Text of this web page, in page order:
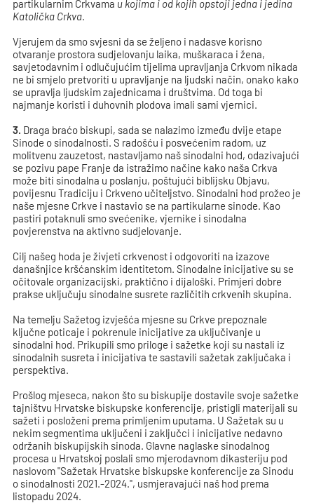
partikularnim Crkvama u kojima i od kojih opstoji jedna i jedina
Katolička Crkva.
Vjerujem da smo svjesni da se željeno i nadasve korisno
otvaranje prostora sudjelovanju laika, muškaraca i žena,
savjetodavnim i odlučujućim tijelima upravljanja Crkvom nikada
ne bi smjelo pretvoriti u upravljanje na ljudski način, onako kako
se upravlja ljudskim zajednicama i društvima. Od toga bi
najmanje koristi i duhovnih plodova imali sami vjernici.
3. Draga braćo biskupi, sada se nalazimo između dvije etape
Sinode o sinodalnosti. S radošću i posvećenim radom, uz
molitvenu zauzetost, nastavljamo naš sinodalni hod, odazivajući
se pozivu pape Franje da istražimo načine kako naša Crkva
može biti sinodalna u poslanju, poštujući biblijsku Objavu,
povijesnu Tradiciju i Crkveno učiteljstvo. Sinodalni hod prožeo je
naše mjesne Crkve i nastavio se na partikularne sinode. Kao
pastiri potaknuli smo svećenike, vjernike i sinodalna
povjerenstva na aktivno sudjelovanje.
Cilj našeg hoda je živjeti crkvenost i odgovoriti na izazove
današnjice kršćanskim identitetom. Sinodalne inicijative su se
očitovale organizacijski, praktično i dijaloški. Primjeri dobre
prakse uključuju sinodalne susrete različitih crkvenih skupina.
Na temelju Sažetog izvješća mjesne su Crkve prepoznale
ključne poticaje i pokrenule inicijative za uključivanje u
sinodalni hod. Prikupili smo priloge i sažetke koji su nastali iz
sinodalnih susreta i inicijativa te sastavili sažetak zaključaka i
perspektiva.
Prošlog mjeseca, nakon što su biskupije dostavile svoje sažetke
tajništvu Hrvatske biskupske konferencije, pristigli materijali su
sažeti i posloženi prema primljenim uputama. U Sažetak su u
nekim segmentima uključeni i zaključci i inicijative nedavno
održanih biskupijskih sinoda. Glavne naglaske sinodalnog
procesa u Hrvatskoj poslali smo mjerodavnom dikasteriju pod
naslovom "Sažetak Hrvatske biskupske konferencije za Sinodu
o sinodalnosti 2021.-2024.", usmjeravajući naš hod prema
listopadu 2024.